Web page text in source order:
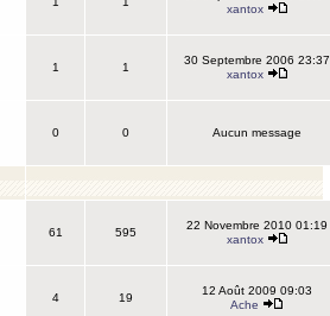
xantox
1 1
30 Septembre 2006 23:37
xantox
0 0 Aucun message
61 595
22 Novembre 2010 01:19
xantox
4 19
12 Août 2009 09:03
Ache